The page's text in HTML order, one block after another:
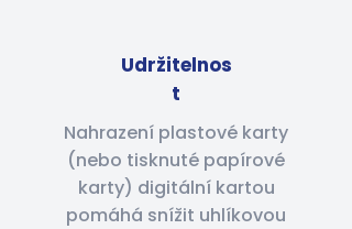
Udržitelnos
t
Nahrazení plastové karty
(nebo tisknuté papírové
karty) digitální kartou
pomáhá snížit uhlíkovou